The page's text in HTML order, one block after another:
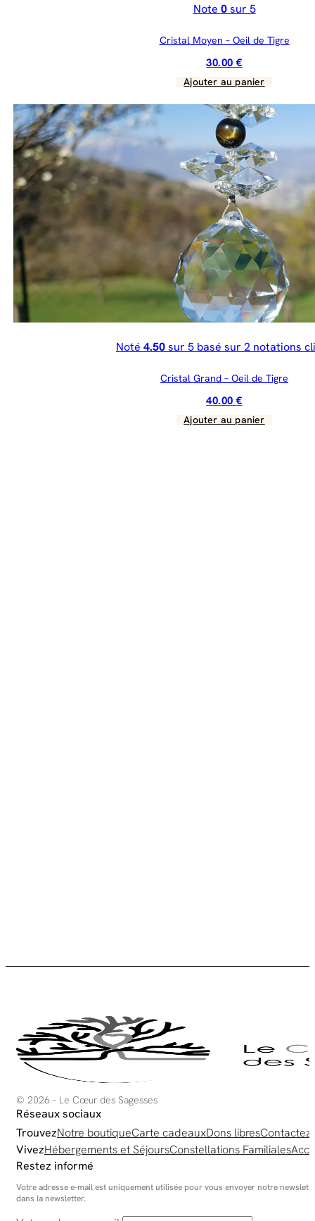
Note 0sur 5
Cristal Moyen – Oeil de Tigre
30.00€
Ajouter au panier
Noté 4.50sur 5 basé sur 2 notations
Cristal Grand – Oeil de Tigre
40.00€
Ajouter au panier
© 2026 - Le Cœur des Sagesses
Réseaux sociaux
TrouvezNotre boutiqueCarte cadeauxDons libres
VivezHébergements et SéjoursConstellations Familiales
Restez informé
Votre adresse e-mail est uniquement utilisée pour vous envoyer notre
dans la newsletter.